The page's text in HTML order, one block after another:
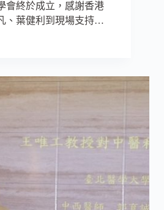
會終於成立，感謝香港
、葉健利到現場支持…